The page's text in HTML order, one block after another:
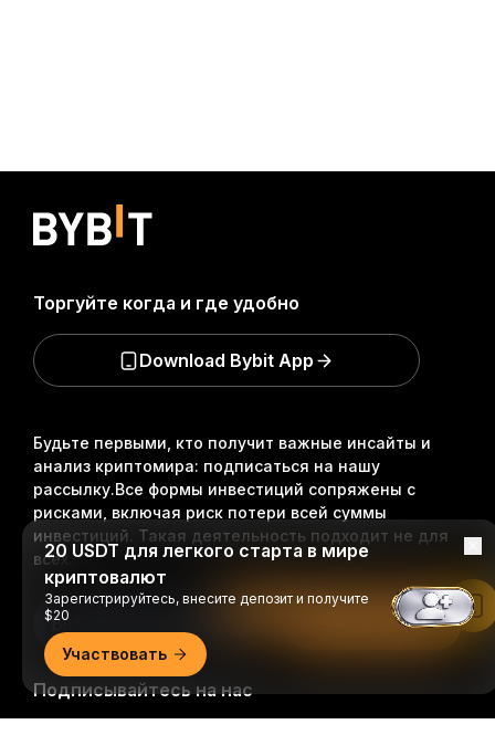
Будьте первыми, кто получит важные инсайты и
анализ криптомира: подписаться на нашу
рассылку.Все формы инвестиций сопряжены с
рисками, включая риск потери всей суммы
инвестиций. Такая деятельность подходит не для
всех.
Подписаться
Подписывайтесь на нас
Торгуйте когда и где удобно
Download Bybit App
20 USDT для легкого старта в мире
криптовалют
Зарегистрируйтесь, внесите депозит и получите
$20
Участвовать
Читать в приложении Bybit